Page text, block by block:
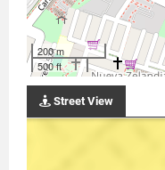
200 m
500 ft
Street View